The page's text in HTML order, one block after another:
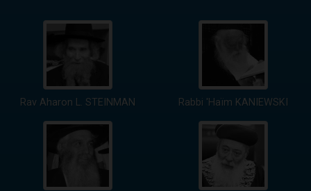
Rav Aharon L. STEINMAN Rabbi 'Haïm KANIEWSKI